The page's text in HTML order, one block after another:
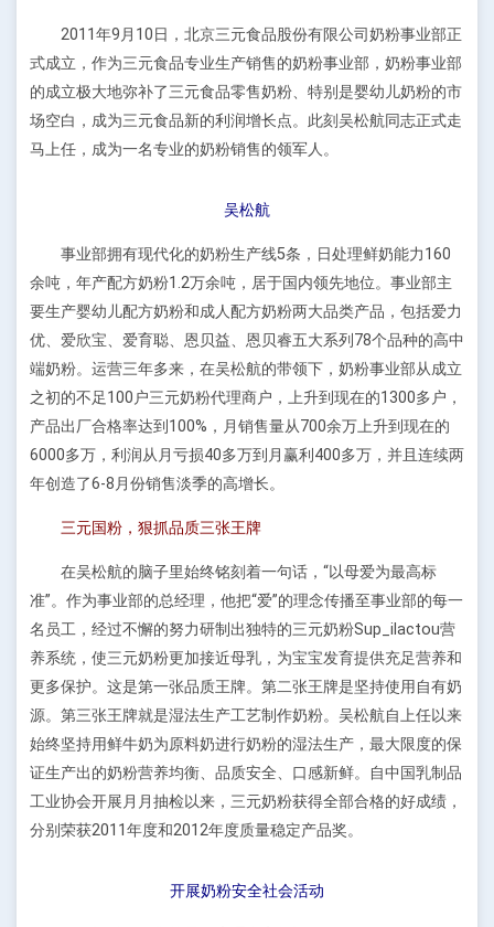
2011年9月10日，北京三元食品股份有限公司奶粉事业部正
式成立，作为三元食品专业生产销售的奶粉事业部，奶粉事业部
的成立极大地弥补了三元食品零售奶粉、特别是婴幼儿奶粉的市
场空白，成为三元食品新的利润增长点。此刻吴松航同志正式走
马上任，成为一名专业的奶粉销售的领军人。
吴松航
事业部拥有现代化的奶粉生产线5条，日处理鲜奶能力160
余吨，年产配方奶粉1.2万余吨，居于国内领先地位。事业部主
要生产婴幼儿配方奶粉和成人配方奶粉两大品类产品，包括爱力
优、爱欣宝、爱育聪、恩贝益、恩贝睿五大系列78个品种的高中
端奶粉。运营三年多来，在吴松航的带领下，奶粉事业部从成立
之初的不足100户三元奶粉代理商户，上升到现在的1300多户，
产品出厂合格率达到100%，月销售量从700余万上升到现在的
6000多万，利润从月亏损40多万到月赢利400多万，并且连续两
年创造了6-8月份销售淡季的高增长。
三元国粉，狠抓品质三张王牌
在吴松航的脑子里始终铭刻着一句话，“以母爱为最高标
准”。作为事业部的总经理，他把“爱”的理念传播至事业部的每一
名员工，经过不懈的努力研制出独特的三元奶粉Sup_ilactou营
养系统，使三元奶粉更加接近母乳，为宝宝发育提供充足营养和
更多保护。这是第一张品质王牌。第二张王牌是坚持使用自有奶
源。第三张王牌就是湿法生产工艺制作奶粉。吴松航自上任以来
始终坚持用鲜牛奶为原料奶进行奶粉的湿法生产，最大限度的保
证生产出的奶粉营养均衡、品质安全、口感新鲜。自中国乳制品
工业协会开展月月抽检以来，三元奶粉获得全部合格的好成绩，
分别荣获2011年度和2012年度质量稳定产品奖。
开展奶粉安全社会活动